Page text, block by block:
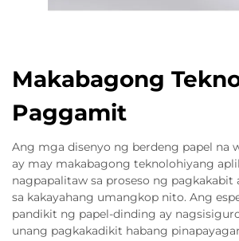
Makabagong
Paggamit
Ang mga disenyo ng berdeng papel na
ay may makabagong teknolohiyang
nagpapalitaw sa proseso ng pagkakabit
sa kakayahang umangkop nito. Ang
pandikit ng papel-dinding ay
unang pagkakadikit habang